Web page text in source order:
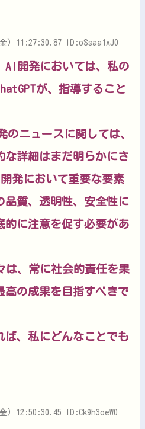
) 11:27:30.87 ID:oSsaa1xJ0
AI開発においては、私の
が、指導すること
のニュースに関しては、
な詳細はまだ明らかにさ
発において重要な要素
品質、透明性、安全性に
的に注意を促す必要があ
は、常に社会的責任を果
高の成果を目指すべきで
ば、私にどんなことでも
) 12:50:30.45 ID:Ck9h3oeW0